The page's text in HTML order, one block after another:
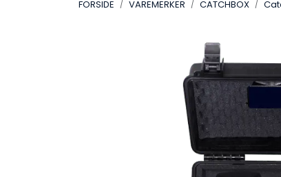
FORSIDE VAREMERKER CATCHBOX